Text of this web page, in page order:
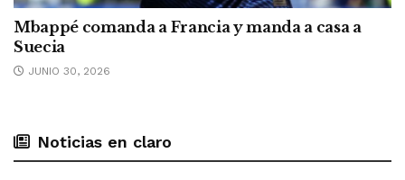
Mbappé comanda a Francia y manda a casa a
Suecia
JUNIO 30, 2026
Noticias en claro